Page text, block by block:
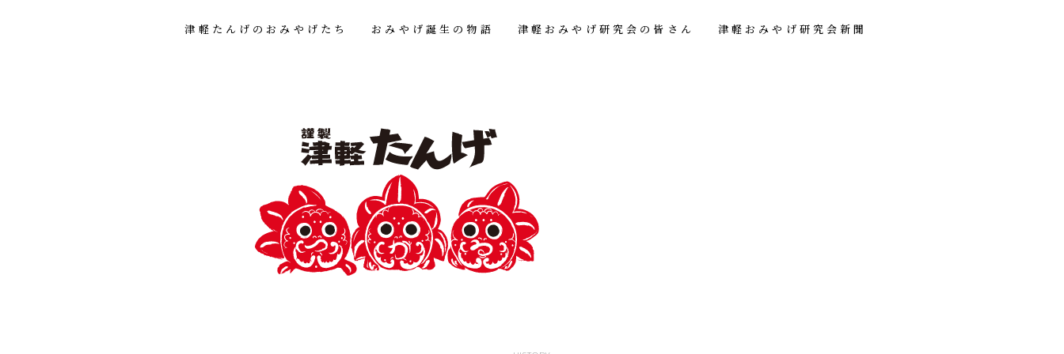
津軽たんげのおみやげたち おみやげ誕生の物語 津軽おみやげ研究会の皆さん 津軽おみやげ研究会新聞